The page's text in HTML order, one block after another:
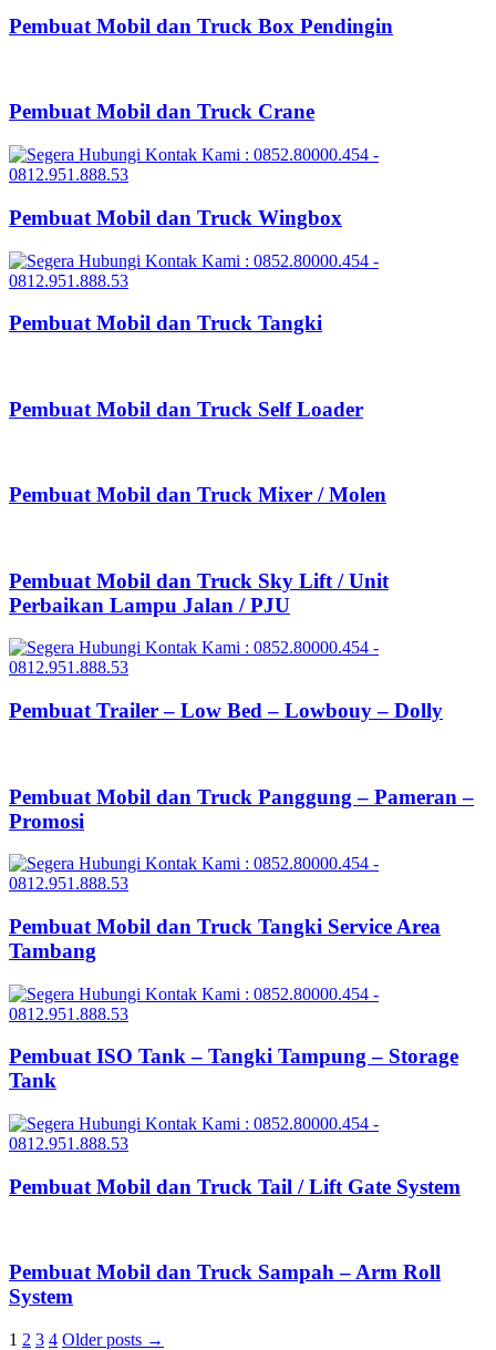
Pembuat Mobil dan Truck Box Pendingin
Pembuat Mobil dan Truck Crane
Pembuat Mobil dan Truck Wingbox
Pembuat Mobil dan Truck Tangki
Pembuat Mobil dan Truck Self Loader
Pembuat Mobil dan Truck Mixer / Molen
Pembuat Mobil dan Truck Sky Lift / Unit
Perbaikan Lampu Jalan / PJU
Pembuat Trailer – Low Bed – Lowbouy – Dolly
Pembuat Mobil dan Truck Panggung – Pameran –
Promosi
Pembuat Mobil dan Truck Tangki Service Area
Tambang
Pembuat ISO Tank – Tangki Tampung – Storage
Tank
Pembuat Mobil dan Truck Tail / Lift Gate System
Pembuat Mobil dan Truck Sampah – Arm Roll
System
Posts
1 2 3 4 Older posts →